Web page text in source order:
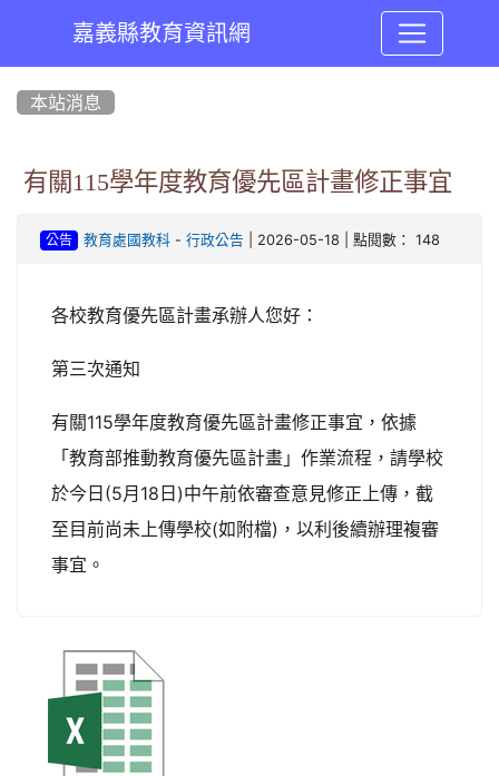
嘉義縣教育資訊網
本站消息
有關115學年度教育優先區計畫修正事宜
公告 教育處國教科- 行政公告 | 2026-05-18 | 點閱數： 148
各校教育優先區計畫承辦人您好：
第三次通知
有關115學年度教育優先區計畫修正事宜，依據
「教育部推動教育優先區計畫」作業流程，請學校
於今日(5月18日)中午前依審查意見修正上傳，截
至目前尚未上傳學校(如附檔)，以利後續辦理複審
事宜。